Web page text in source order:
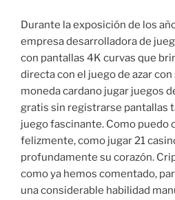
Durante la exposición de los
empresa desarrolladora de
con pantallas 4K curvas que
directa con el juego de azar
moneda cardano jugar juegos
gratis sin registrarse pantallas
juego fascinante. Como puedo
felizmente, como jugar 21
profundamente su corazón.
como ya hemos comentado,
una considerable habilidad